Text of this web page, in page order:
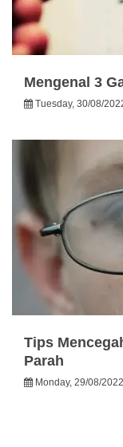
Mengenal 3
Tuesday, 30/08/
Tips
Parah
Monday, 29/08/2022